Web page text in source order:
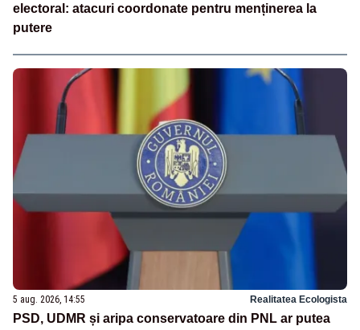
electoral: atacuri coordonate pentru menținerea la
putere
5 aug. 2026, 14:55 Realitatea Ecologista
PSD, UDMR și aripa conservatoare din PNL ar putea